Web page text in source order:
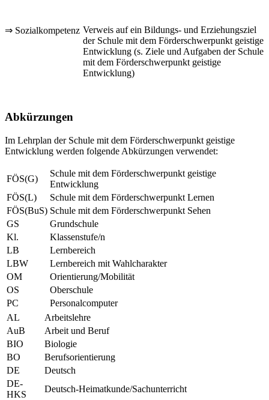
⇒ Sozialkompetenz Verweis auf ein Bildungs- und Erziehungsziel
der Schule mit dem Förderschwerpunkt geistige
Entwicklung (s. Ziele und Aufgaben der Schule
mit dem Förderschwerpunkt geistige
Entwicklung)
Abkürzungen
Im Lehrplan der Schule mit dem Förderschwerpunkt geistige
Entwicklung werden folgende Abkürzungen verwendet:
FÖS(G)
Schule mit dem Förderschwerpunkt geistige
Entwicklung
FÖS(L)
Schule mit dem Förderschwerpunkt Lernen
FÖS(BuS) Schule mit dem Förderschwerpunkt Sehen
GS
Grundschule
Kl.
Klassenstufe/n
LB
Lernbereich
LBW
Lernbereich mit Wahlcharakter
OM
Orientierung/Mobilität
OS
Oberschule
PC
Personalcomputer
AL
Arbeitslehre
AuB
Arbeit und Beruf
BIO
Biologie
BO
Berufsorientierung
DE
Deutsch
DE-
HKS
Deutsch-Heimatkunde/Sachunterricht